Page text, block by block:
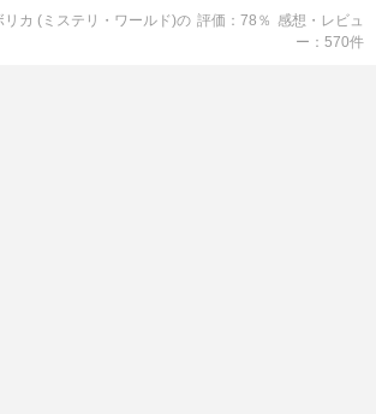
カ (ミステリ・ワールド)の 評価 78 ％ 感想・レビュ
ー
570件